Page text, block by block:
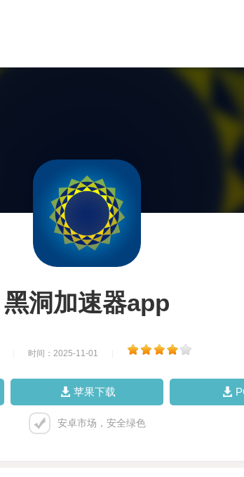
黑洞加速器app
时间：2025-11-01
苹果下载
安卓市场，安全绿色